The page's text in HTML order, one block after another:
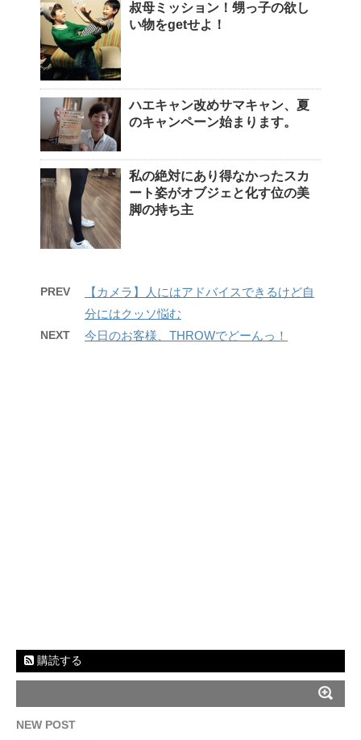
叔母ミッション！甥っ子の欲し
い物をgetせよ！
ハエキャン改めサマキャン、夏
のキャンペーン始まります。
私の絶対にあり得なかったスカ
ート姿がオブジェと化す位の美
脚の持ち主
PREV
【カメラ】人にはアドバイスできるけど自
分にはクッソ悩む
NEXT 今日のお客様、THROWでどーんっ！
購読する
NEW POST